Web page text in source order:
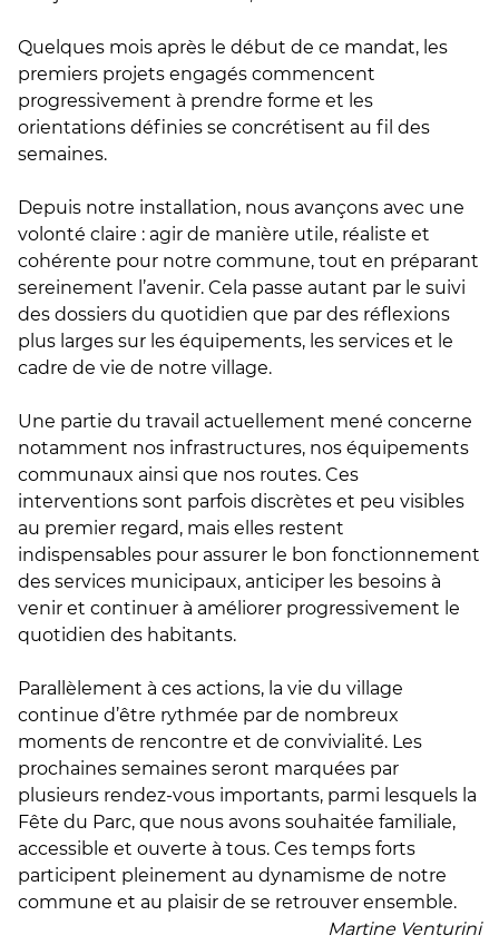
Quelques mois après le début de ce mandat, les
premiers projets engagés commencent
progressivement à prendre forme et les
orientations définies se concrétisent au fil des
semaines.
Depuis notre installation, nous avançons avec une
volonté claire : agir de manière utile, réaliste et
cohérente pour notre commune, tout en préparant
sereinement l’avenir. Cela passe autant par le suivi
des dossiers du quotidien que par des réflexions
plus larges sur les équipements, les services et le
cadre de vie de notre village.
Une partie du travail actuellement mené concerne
notamment nos infrastructures, nos équipements
communaux ainsi que nos routes. Ces
interventions sont parfois discrètes et peu visibles
au premier regard, mais elles restent
indispensables pour assurer le bon fonctionnement
des services municipaux, anticiper les besoins à
venir et continuer à améliorer progressivement le
quotidien des habitants.
Parallèlement à ces actions, la vie du village
continue d’être rythmée par de nombreux
moments de rencontre et de convivialité. Les
prochaines semaines seront marquées par
plusieurs rendez-vous importants, parmi lesquels la
Fête du Parc, que nous avons souhaitée familiale,
accessible et ouverte à tous. Ces temps forts
participent pleinement au dynamisme de notre
commune et au plaisir de se retrouver ensemble.
Martine Venturini